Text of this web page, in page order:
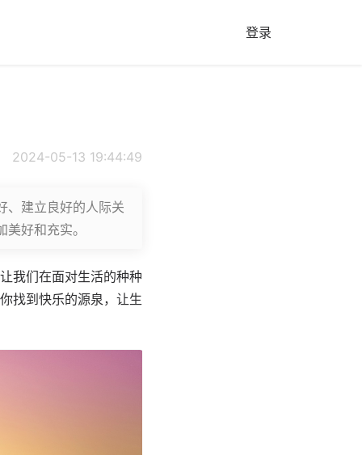
登录
2024-05-13 19:44:49
、建立良好的人际关
好和充实。
我们在面对生活的种种
找到快乐的源泉，让生